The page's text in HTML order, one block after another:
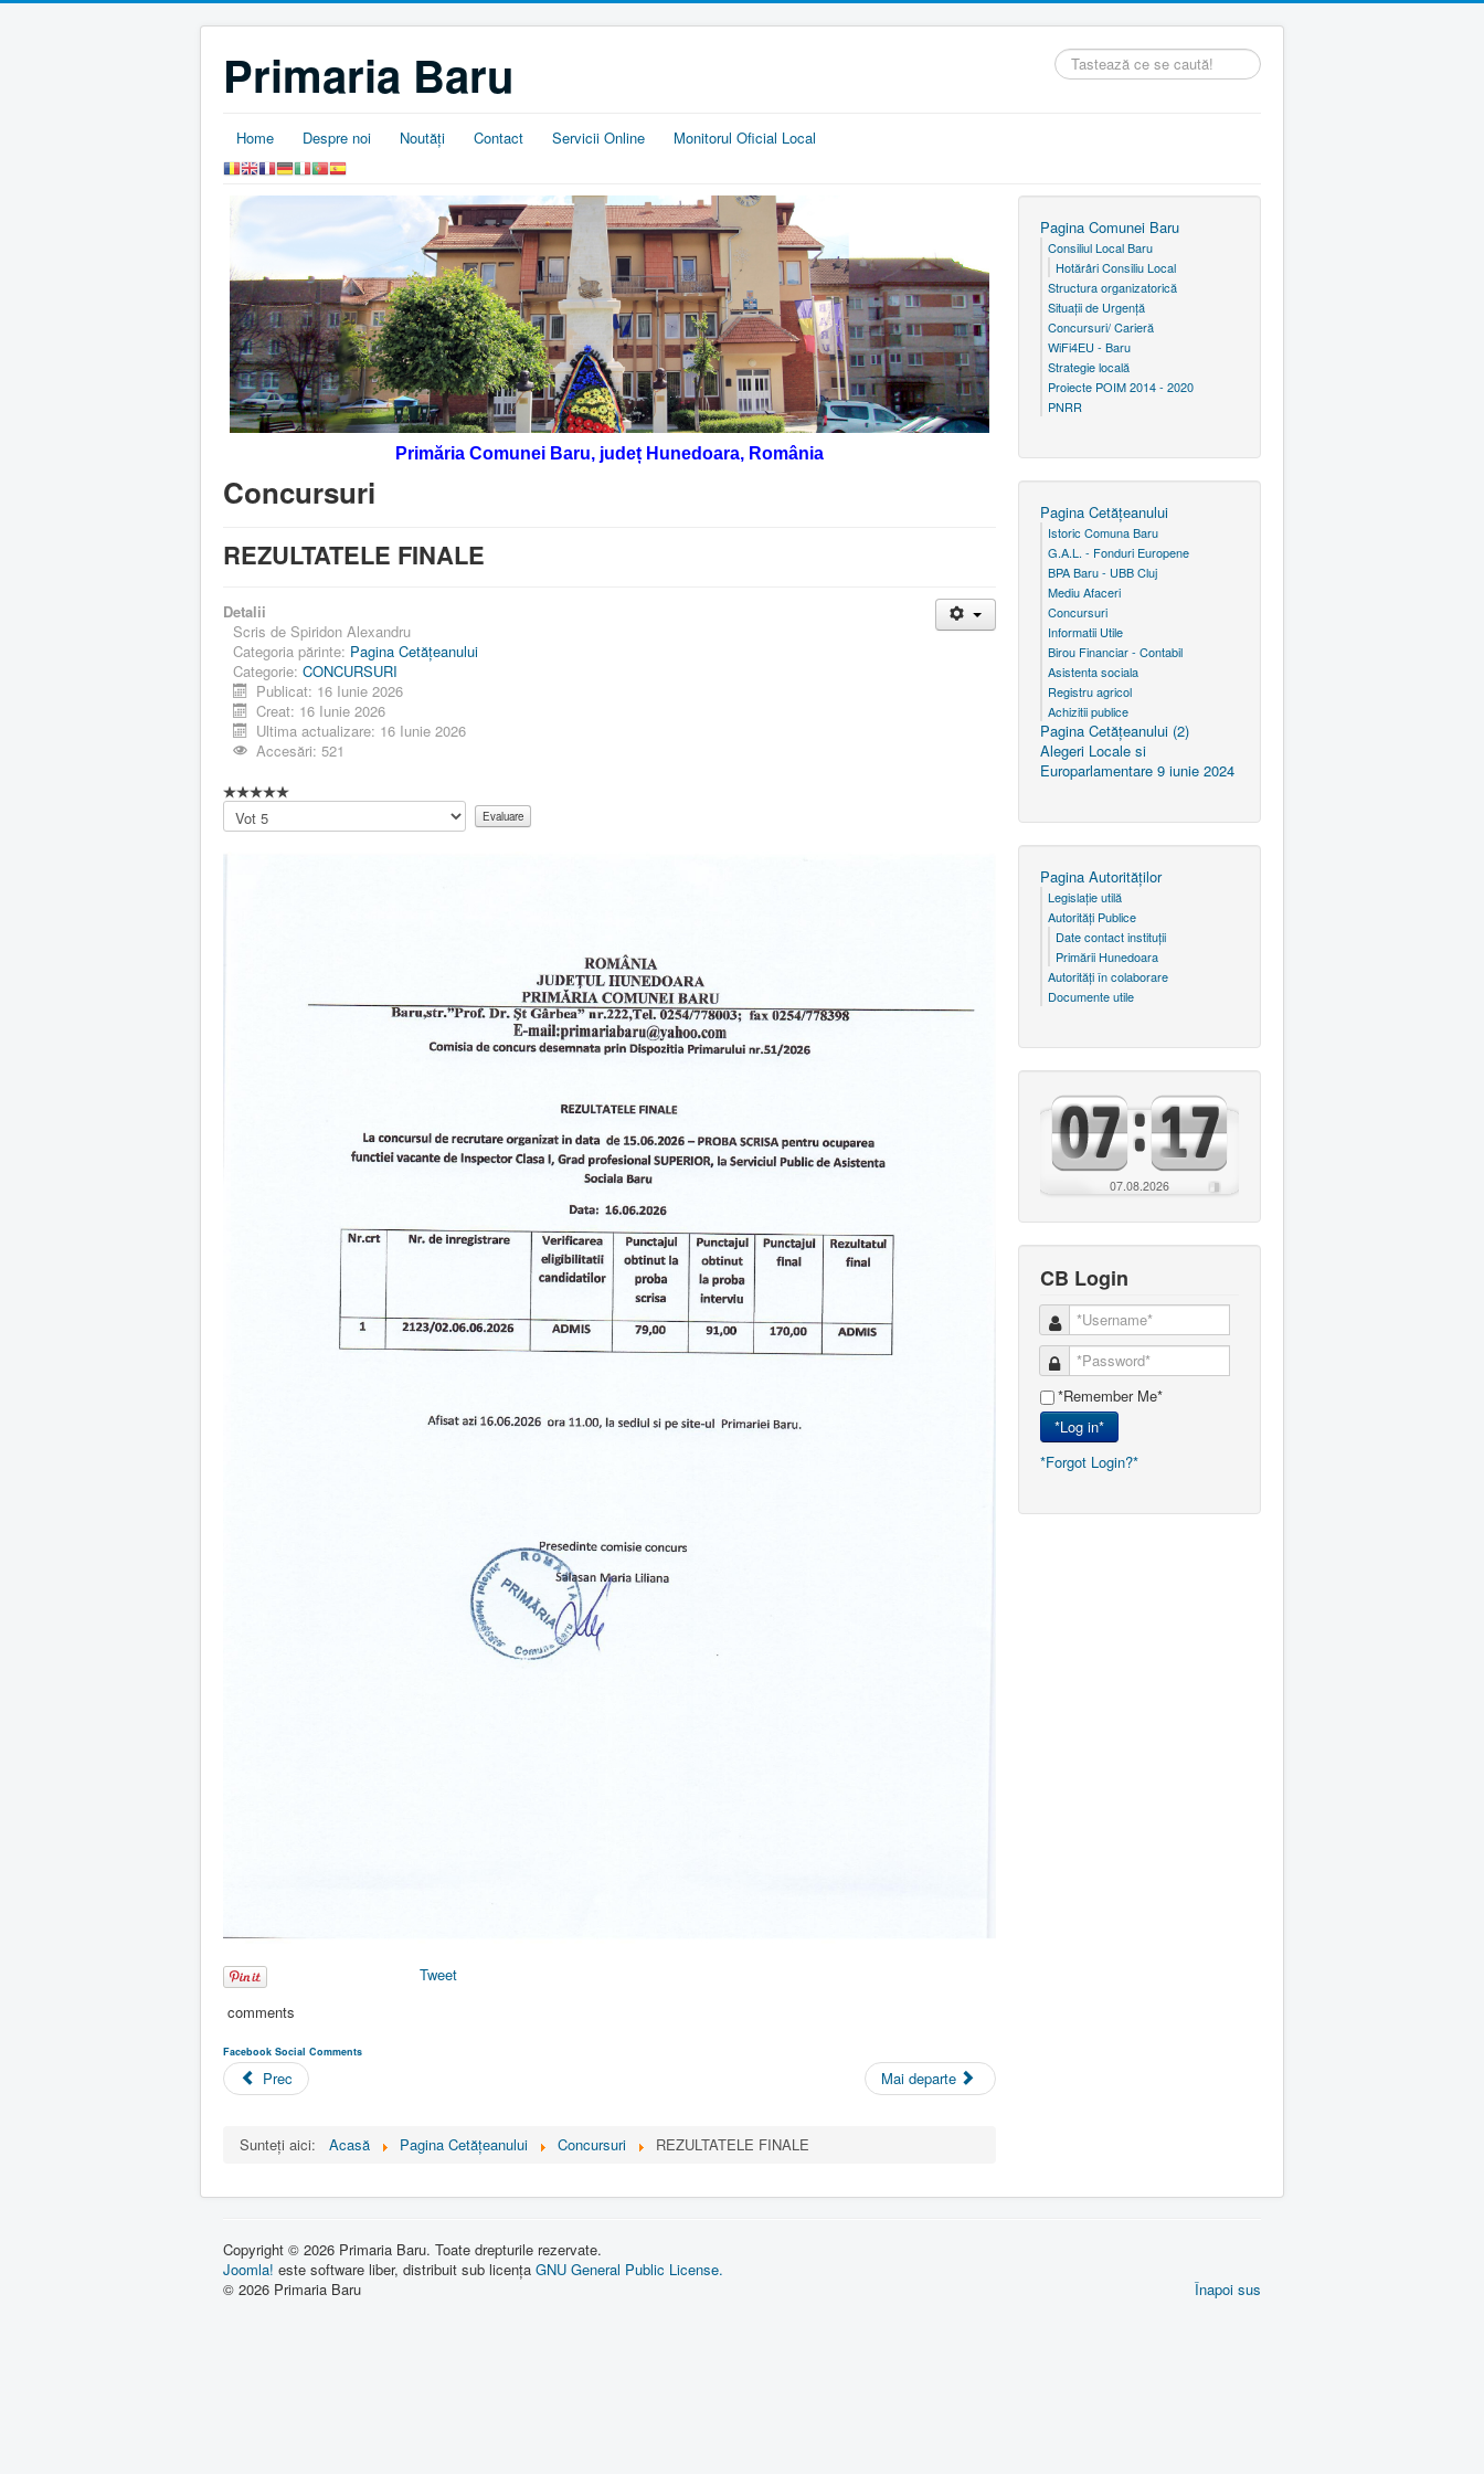
Primaria Baru
Căutare
...
Home Despre noi Noutăţi Contact Servicii Online Monitorul Oficial Local
Primăria Comunei Baru, județ Hunedoara, România
Concursuri
REZULTATELE FINALE
Detalii
Scris de Spiridon Alexandru
Categoria părinte: Pagina Cetăţeanului
Categorie: CONCURSURI
Publicat: 16 Iunie 2026
Creat: 16 Iunie 2026
Ultima actualizare: 16 Iunie 2026
Accesări: 521
Vă
rugăm
Tweet
comments
Facebook Social Comments
Prec Mai departe
Sunteți aici: Acasă Pagina Cetăţeanului Concursuri REZULTATELE FINALE
Pagina Comunei Baru
Consiliul Local Baru
Hotărâri Consiliu Local
Structura organizatorică
Situaţii de Urgenţă
Concursuri/ Carieră
WiFi4EU - Baru
Strategie locală
Proiecte POIM 2014 - 2020
PNRR
Pagina Cetăţeanului
Istoric Comuna Baru
G.A.L. - Fonduri Europene
BPA Baru - UBB Cluj
Mediu Afaceri
Concursuri
Informatii Utile
Birou Financiar - Contabil
Asistenta sociala
Registru agricol
Achizitii publice
Pagina Cetăţeanului (2)
Alegeri Locale si
Europarlamentare 9 iunie 2024
Pagina Autorităţilor
Legislaţie utilă
Autorităţi Publice
Date contact instituţii
Primării Hunedoara
Autorităţi în colaborare
Documente utile
07.08.2026
CB Login
*Remember Me*
*Log in*
*Forgot Login?*
Copyright © 2026 Primaria Baru. Toate drepturile rezervate.
Joomla! este software liber, distribuit sub licența GNU General Public License.
Înapoi sus
© 2026 Primaria Baru